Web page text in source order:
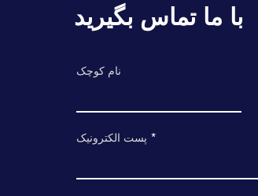
با ما تماس بگیرید
نام کوچک
پست الکترونیک